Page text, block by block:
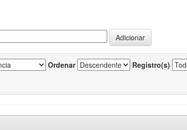
Ordenar Registro(s)